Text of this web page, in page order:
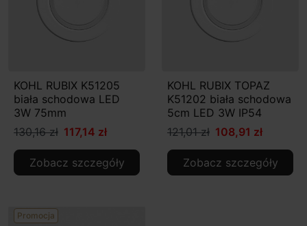
KOHL RUBIX K51205
biała schodowa LED
3W 75mm
130,16 zł 117,14 zł
Zobacz szczegóły
KOHL RUBIX TOPAZ
K51202 biała schodowa
5cm LED 3W IP54
121,01 zł 108,91 zł
Zobacz szczegóły
Promocja